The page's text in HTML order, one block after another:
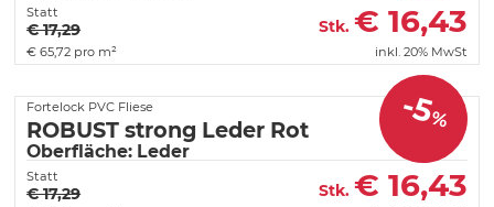
Statt
€ 17,29 Stk. € 16,43
€ 65,72 pro m² inkl. 20% MwSt
-5%
Fortelock PVC Fliese
ROBUST strong Leder Rot
Oberfläche: Leder
Statt
€ 17,29 Stk. € 16,43